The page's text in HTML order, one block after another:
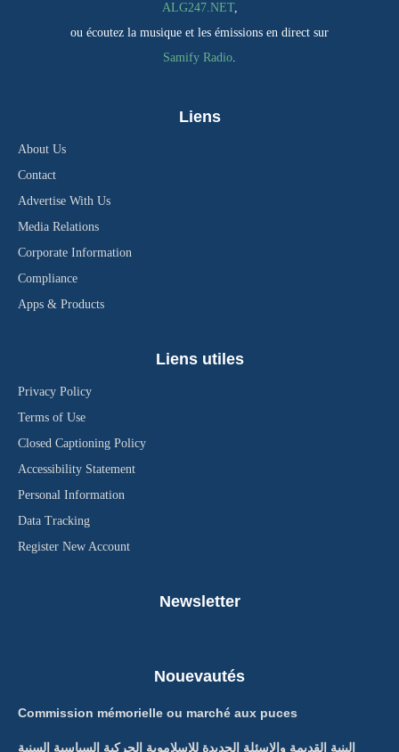
ALG247.NET,
ou écoutez la musique et les émissions en direct sur
Samify Radio.
Liens
About Us
Contact
Advertise With Us
Media Relations
Corporate Information
Compliance
Apps & Products
Liens utiles
Privacy Policy
Terms of Use
Closed Captioning Policy
Accessibility Statement
Personal Information
Data Tracking
Register New Account
Newsletter
Nouevautés
Commission mémorielle ou marché aux puces
البنية القديمة والاسئلة الجديدة للاسلاموية الحركية السياسية السنية